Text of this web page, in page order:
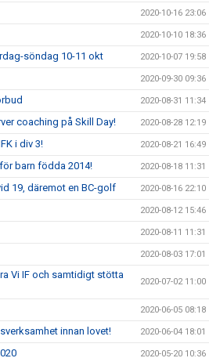
2020-10-16 23:06
2020-10-10 18:36
söndag 10-11 okt 2020-10-07 19:58
2020-09-30 09:36
2020-08-31 11:34
coaching på Skill Day! 2020-08-28 12:19
i div 3! 2020-08-21 16:49
barn födda 2014! 2020-08-18 11:31
19, däremot en BC-golf 2020-08-16 22:10
2020-08-12 15:46
2020-08-11 11:31
2020-08-03 17:01
Vi IF och samtidigt stötta
2020-07-02 11:00
2020-06-05 08:18
innan lovet! 2020-06-04 18:01
2020-05-20 10:36